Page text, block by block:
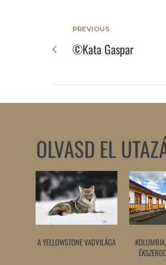
PREVIOUS
©Kata Gaspar
OLVASD EL
A YELLOWSTONE VADVILÁGA